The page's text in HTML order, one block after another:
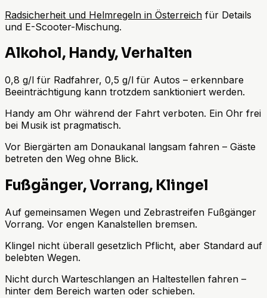
Radsicherheit und Helmregeln in Österreich für Details
und E-Scooter-Mischung.
Alkohol, Handy, Verhalten
0,8 g/l für Radfahrer, 0,5 g/l für Autos – erkennbare
Beeinträchtigung kann trotzdem sanktioniert werden.
Handy am Ohr während der Fahrt verboten. Ein Ohr frei
bei Musik ist pragmatisch.
Vor Biergärten am Donaukanal langsam fahren – Gäste
betreten den Weg ohne Blick.
Fußgänger, Vorrang, Klingel
Auf gemeinsamen Wegen und Zebrastreifen Fußgänger
Vorrang. Vor engen Kanalstellen bremsen.
Klingel nicht überall gesetzlich Pflicht, aber Standard auf
belebten Wegen.
Nicht durch Warteschlangen an Haltestellen fahren –
hinter dem Bereich warten oder schieben.